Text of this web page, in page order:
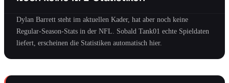
Dylan Barrett steht im aktuellen Kader, hat aber noch keine
Regular-Season-Stats in der NFL. Sobald Tank01 echte Spieldaten
liefert, erscheinen die Statistiken automatisch hier.